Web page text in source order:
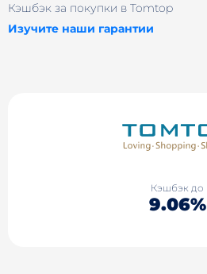
Кэшбэк за покупки в Tomtop
Изучите наши гарантии
Кэшбэк до
9.06%